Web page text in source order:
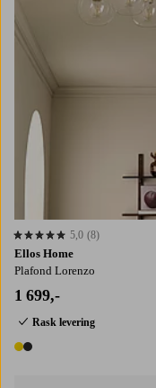
Ellos Home
Plafond Lorenzo
1 699,-
Rask levering
2 farger
5,0 basert på 8
5,0 (8)